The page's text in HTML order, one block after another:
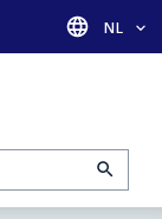
Taal
NL